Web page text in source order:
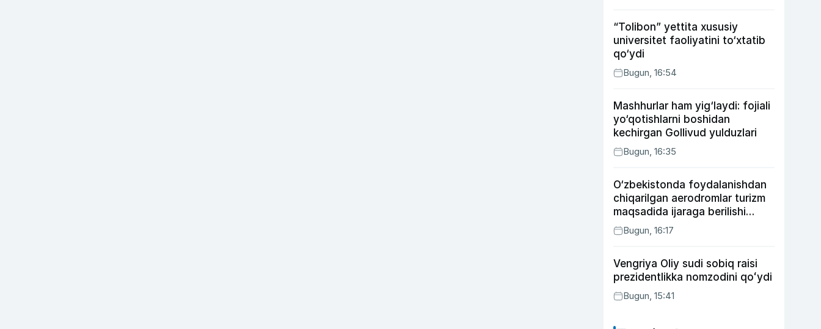
“Tolibon” yettita xususiy
universitet faoliyatini to‘xtatib
qo‘ydi
Bugun, 16:54
Mashhurlar ham yig‘laydi: fojiali
yo‘qotishlarni boshidan
kechirgan Gollivud yulduzlari
Bugun, 16:35
O‘zbekistonda foydalanishdan
chiqarilgan aerodromlar turizm
maqsadida ijaraga berilishi
mumkin
Bugun, 16:17
Vengriya Oliy sudi sobiq raisi
prezidentlikka nomzodini qoʻydi
Bugun, 15:41